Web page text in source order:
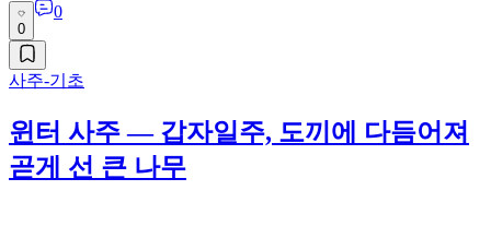
0
0
사주-기초
윈터 사주 — 갑자일주, 도끼에 다듬어져
곧게 선 큰 나무